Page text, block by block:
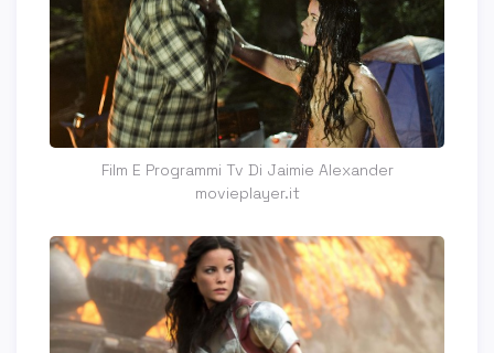
Film E Programmi Tv Di Jaimie Alexander
movieplayer.it